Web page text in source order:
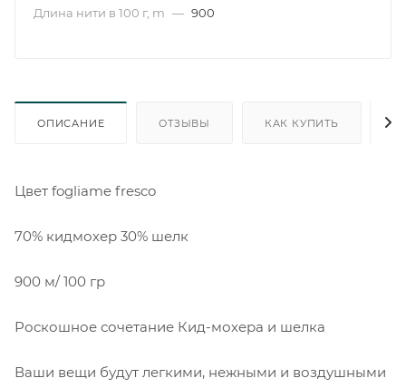
Длина нити в 100 г, m — 900
ОПИСАНИЕ ОТЗЫВЫ КАК КУПИТЬ
Цвет fogliame fresco
70% кидмохер 30% шелк
900 м/ 100 гр
Роскошное сочетание Кид-мохера и шелка
Ваши вещи будут легкими, нежными и воздушными